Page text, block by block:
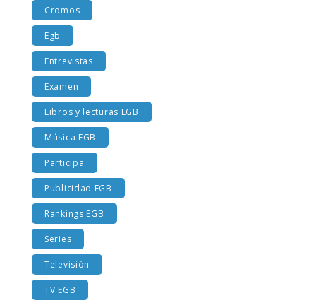
Cromos
Egb
Entrevistas
Examen
Libros y lecturas EGB
Música EGB
Participa
Publicidad EGB
Rankings EGB
Series
Televisión
TV EGB